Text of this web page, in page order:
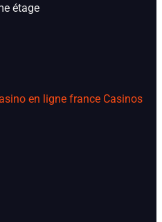
étage
en ligne france Casinos